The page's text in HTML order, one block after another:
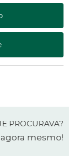
PROCURAVA?
mesmo!